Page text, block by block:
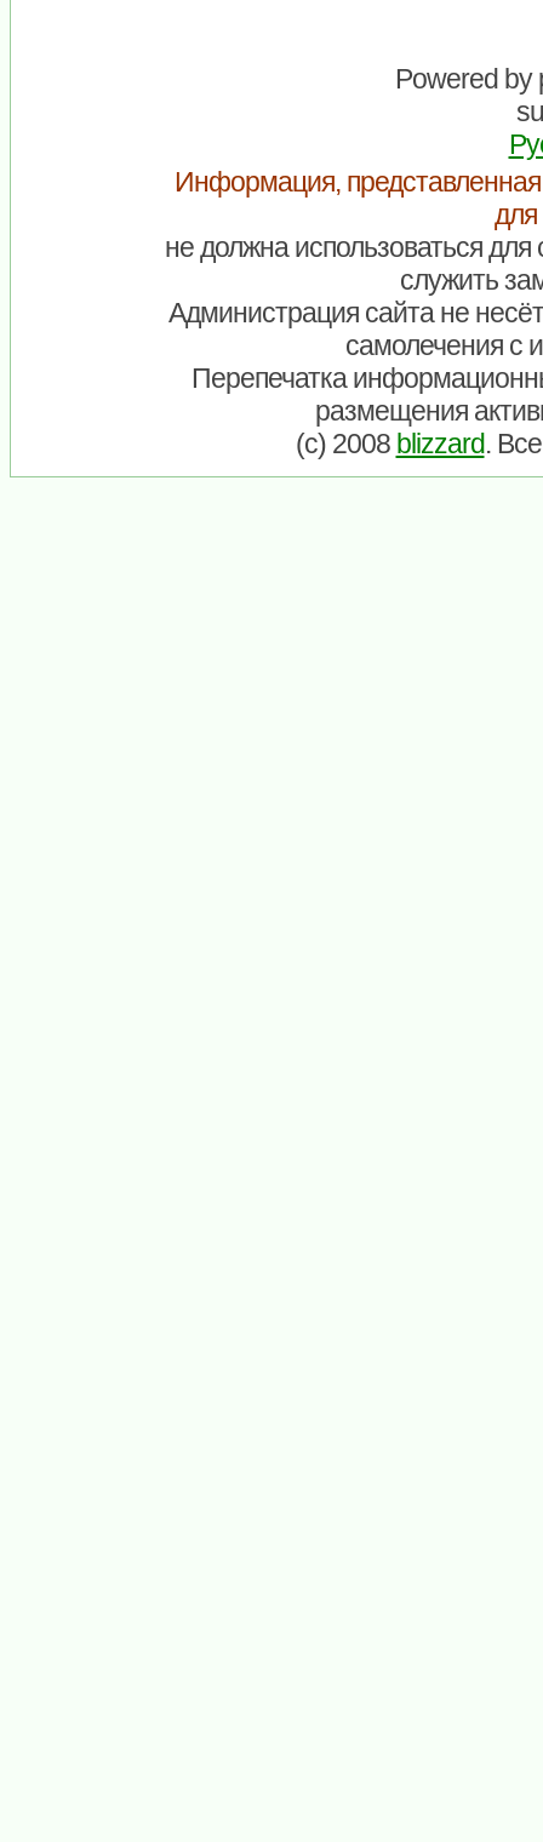
Powered by
Информация,
для
не должна использоваться
служить
Администрация сайта не
самолечения с
Перепечатка
размещения
(c) 2008 blizzard.